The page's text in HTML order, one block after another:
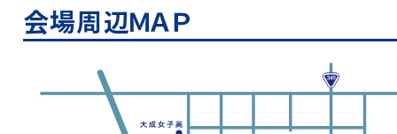
会場周辺ＭＡＰ